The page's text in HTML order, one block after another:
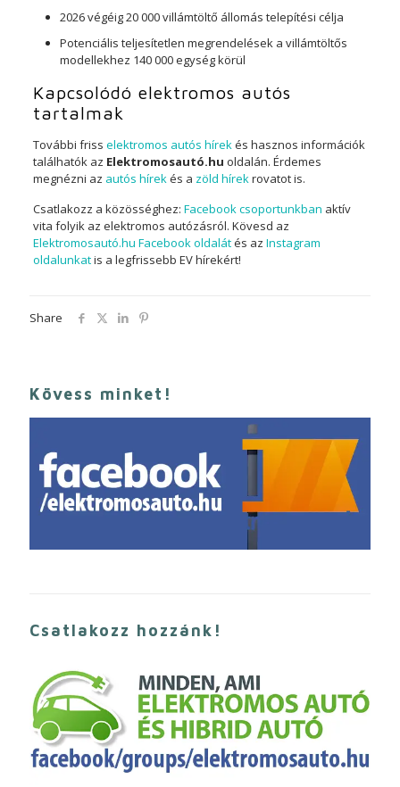
2026 végéig 20 000 villámtöltő állomás telepítési célja
Potenciális teljesítetlen megrendelések a villámtöltős
modellekhez 140 000 egység körül
Kapcsolódó elektromos autós
tartalmak
További friss elektromos autós hírekés hasznos információk
találhatók az Elektromosautó.hu oldalán. Érdemes
megnézni az autós hírekés a zöld hírekrovatot is.
Csatlakozz a közösséghez: Facebook csoportunkban aktív
vita folyik az elektromos autózásról. Kövesd az
Elektromosautó.hu Facebook oldalátés az Instagram
oldalunkatis a legfrissebb EV hírekért!
Share
Kövess minket!
Csatlakozz hozzánk!